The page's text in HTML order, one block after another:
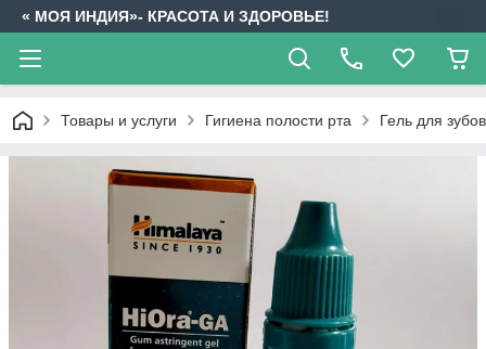
« МОЯ ИНДИЯ»- КРАСОТА И ЗДОРОВЬЕ!
Товары и услуги Гигиена полости рта Гель для